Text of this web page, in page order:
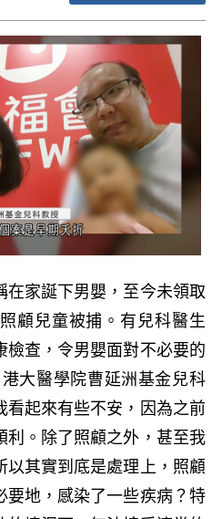
在家誕下男嬰，至今未領取
顧兒童被捕。有兒科醫生
檢查，令男嬰面對不必要的
大醫學院曹延洲基金兒科
看起來有些不安，因為之前
利。除了照顧之外，甚至我
以其實到底是處理上，照顧
要地，感染了一些疾病？特